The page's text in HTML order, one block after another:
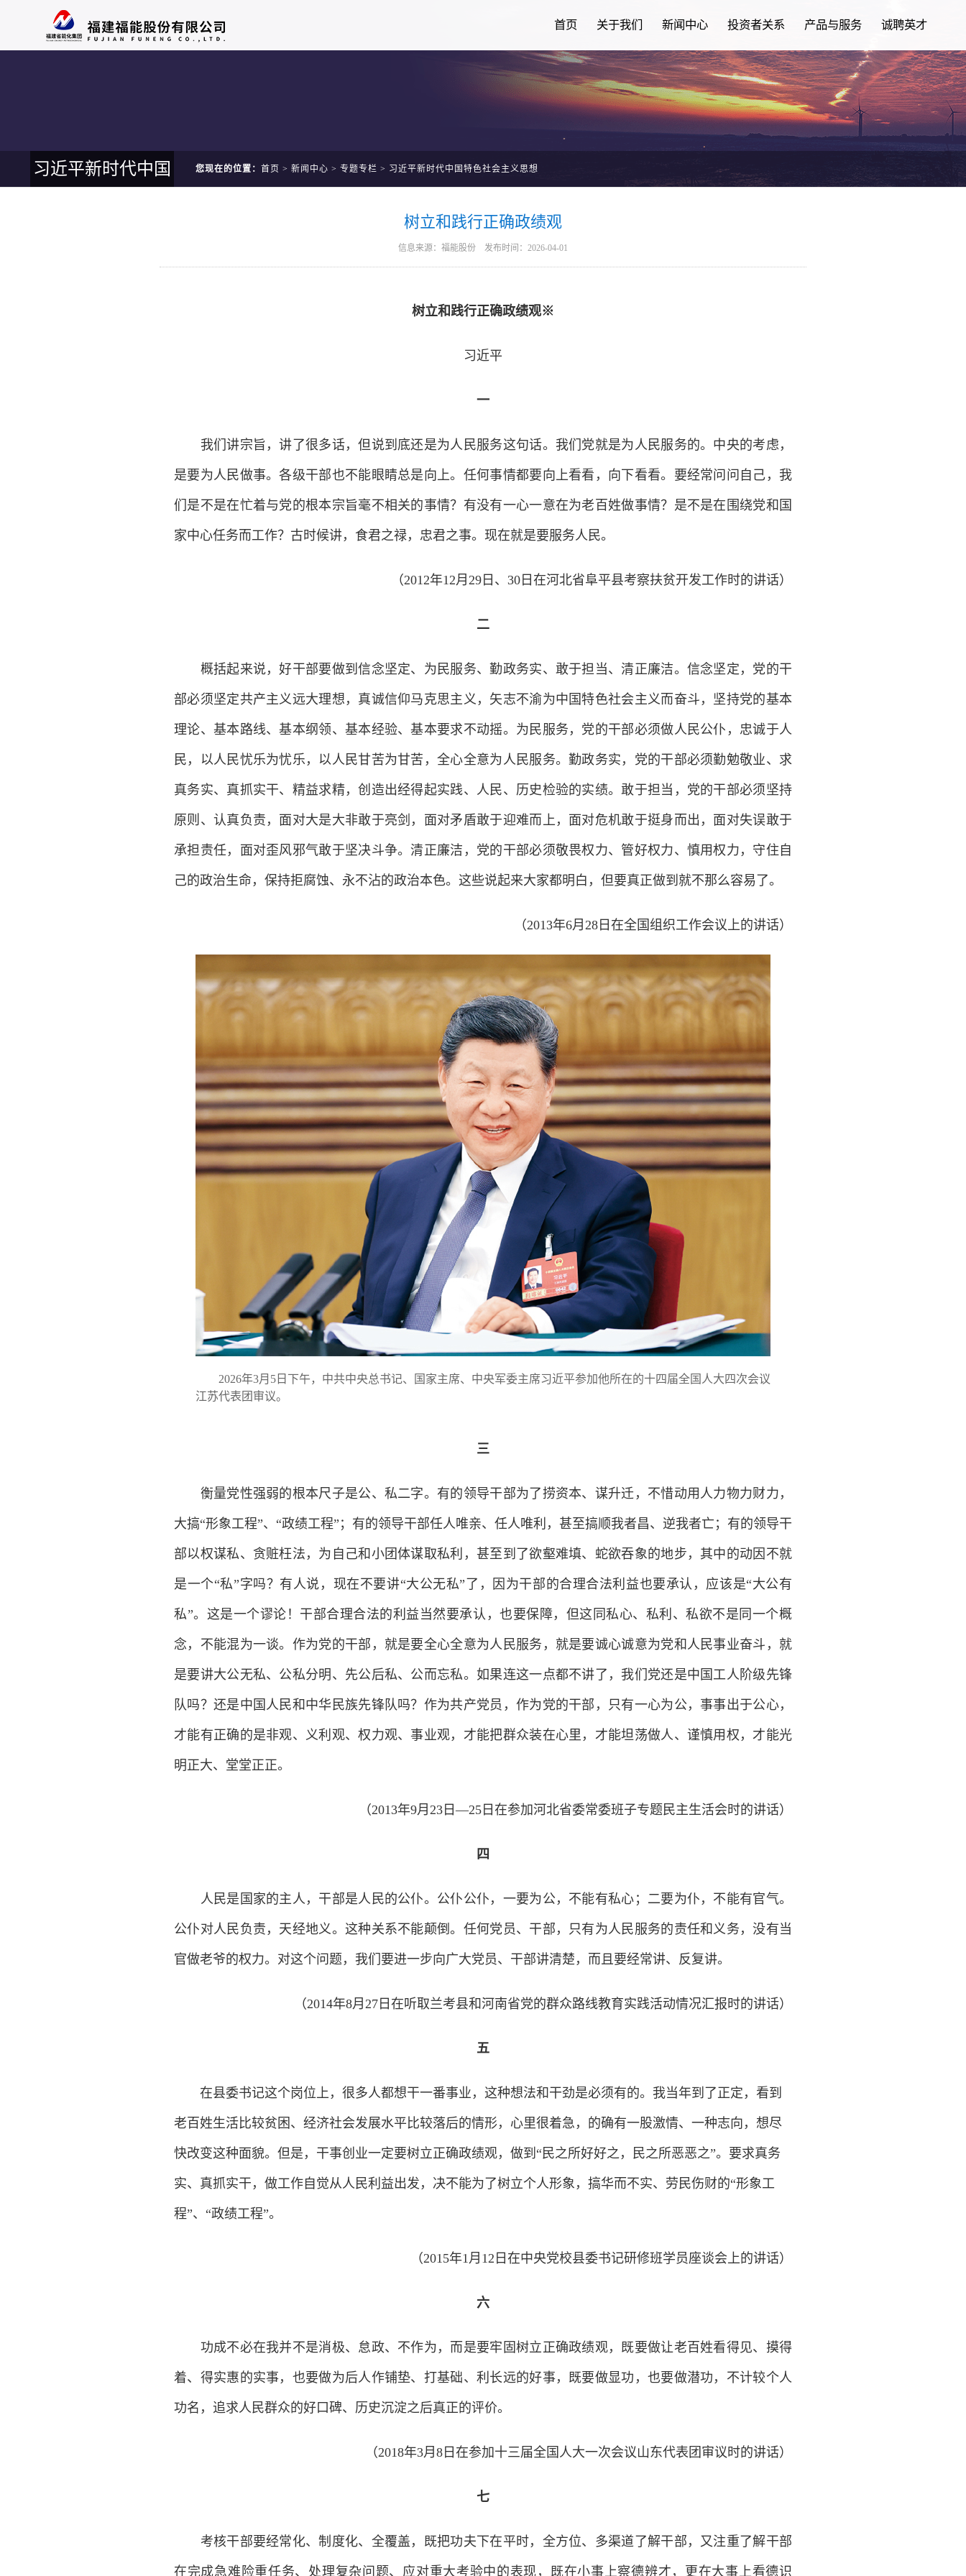
首页 关于我们 新闻中心 投资者关系 产品与服务 诚聘英才
习近平新时代中国
您现在的位置： 首页 > 新闻中心 > 专题专栏 > 习近平新时代中国特色社会主义思想
树立和践行正确政绩观
信息来源：福能股份 发布时间：2026-04-01
树立和践行正确政绩观※
习近平
一
我们讲宗旨，讲了很多话，但说到底还是为人民服务这句话。我们党就是为人民服务的。中央的考虑，
是要为人民做事。各级干部也不能眼睛总是向上。任何事情都要向上看看，向下看看。要经常问问自己，我
们是不是在忙着与党的根本宗旨毫不相关的事情？有没有一心一意在为老百姓做事情？是不是在围绕党和国
家中心任务而工作？古时候讲，食君之禄，忠君之事。现在就是要服务人民。
（2012年12月29日、30日在河北省阜平县考察扶贫开发工作时的讲话）
二
概括起来说，好干部要做到信念坚定、为民服务、勤政务实、敢于担当、清正廉洁。信念坚定，党的干
部必须坚定共产主义远大理想，真诚信仰马克思主义，矢志不渝为中国特色社会主义而奋斗，坚持党的基本
理论、基本路线、基本纲领、基本经验、基本要求不动摇。为民服务，党的干部必须做人民公仆，忠诚于人
民，以人民忧乐为忧乐，以人民甘苦为甘苦，全心全意为人民服务。勤政务实，党的干部必须勤勉敬业、求
真务实、真抓实干、精益求精，创造出经得起实践、人民、历史检验的实绩。敢于担当，党的干部必须坚持
原则、认真负责，面对大是大非敢于亮剑，面对矛盾敢于迎难而上，面对危机敢于挺身而出，面对失误敢于
承担责任，面对歪风邪气敢于坚决斗争。清正廉洁，党的干部必须敬畏权力、管好权力、慎用权力，守住自
己的政治生命，保持拒腐蚀、永不沾的政治本色。这些说起来大家都明白，但要真正做到就不那么容易了。
（2013年6月28日在全国组织工作会议上的讲话）
2026年3月5日下午，中共中央总书记、国家主席、中央军委主席习近平参加他所在的十四届全国人大四次会议
江苏代表团审议。
三
衡量党性强弱的根本尺子是公、私二字。有的领导干部为了捞资本、谋升迁，不惜动用人力物力财力，
大搞“形象工程”、“政绩工程”；有的领导干部任人唯亲、任人唯利，甚至搞顺我者昌、逆我者亡；有的领导干
部以权谋私、贪赃枉法，为自己和小团体谋取私利，甚至到了欲壑难填、蛇欲吞象的地步，其中的动因不就
是一个“私”字吗？有人说，现在不要讲“大公无私”了，因为干部的合理合法利益也要承认，应该是“大公有
私”。这是一个谬论！干部合理合法的利益当然要承认，也要保障，但这同私心、私利、私欲不是同一个概
念，不能混为一谈。作为党的干部，就是要全心全意为人民服务，就是要诚心诚意为党和人民事业奋斗，就
是要讲大公无私、公私分明、先公后私、公而忘私。如果连这一点都不讲了，我们党还是中国工人阶级先锋
队吗？还是中国人民和中华民族先锋队吗？作为共产党员，作为党的干部，只有一心为公，事事出于公心，
才能有正确的是非观、义利观、权力观、事业观，才能把群众装在心里，才能坦荡做人、谨慎用权，才能光
明正大、堂堂正正。
（2013年9月23日—25日在参加河北省委常委班子专题民主生活会时的讲话）
四
人民是国家的主人，干部是人民的公仆。公仆公仆，一要为公，不能有私心；二要为仆，不能有官气。
公仆对人民负责，天经地义。这种关系不能颠倒。任何党员、干部，只有为人民服务的责任和义务，没有当
官做老爷的权力。对这个问题，我们要进一步向广大党员、干部讲清楚，而且要经常讲、反复讲。
（2014年8月27日在听取兰考县和河南省党的群众路线教育实践活动情况汇报时的讲话）
五
在县委书记这个岗位上，很多人都想干一番事业，这种想法和干劲是必须有的。我当年到了正定，看到
老百姓生活比较贫困、经济社会发展水平比较落后的情形，心里很着急，的确有一股激情、一种志向，想尽
快改变这种面貌。但是，干事创业一定要树立正确政绩观，做到“民之所好好之，民之所恶恶之”。要求真务
实、真抓实干，做工作自觉从人民利益出发，决不能为了树立个人形象，搞华而不实、劳民伤财的“形象工
程”、“政绩工程”。
（2015年1月12日在中央党校县委书记研修班学员座谈会上的讲话）
六
功成不必在我并不是消极、怠政、不作为，而是要牢固树立正确政绩观，既要做让老百姓看得见、摸得
着、得实惠的实事，也要做为后人作铺垫、打基础、利长远的好事，既要做显功，也要做潜功，不计较个人
功名，追求人民群众的好口碑、历史沉淀之后真正的评价。
（2018年3月8日在参加十三届全国人大一次会议山东代表团审议时的讲话）
七
考核干部要经常化、制度化、全覆盖，既把功夫下在平时，全方位、多渠道了解干部，又注重了解干部
在完成急难险重任务、处理复杂问题、应对重大考验中的表现，既在小事上察德辨才，更在大事上看德识